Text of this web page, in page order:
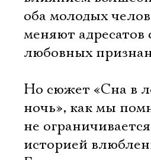
оба молодых
меняют адресатов
любовных
Но сюжет «Сна в
ночь», как мы
не ограничивается
историей